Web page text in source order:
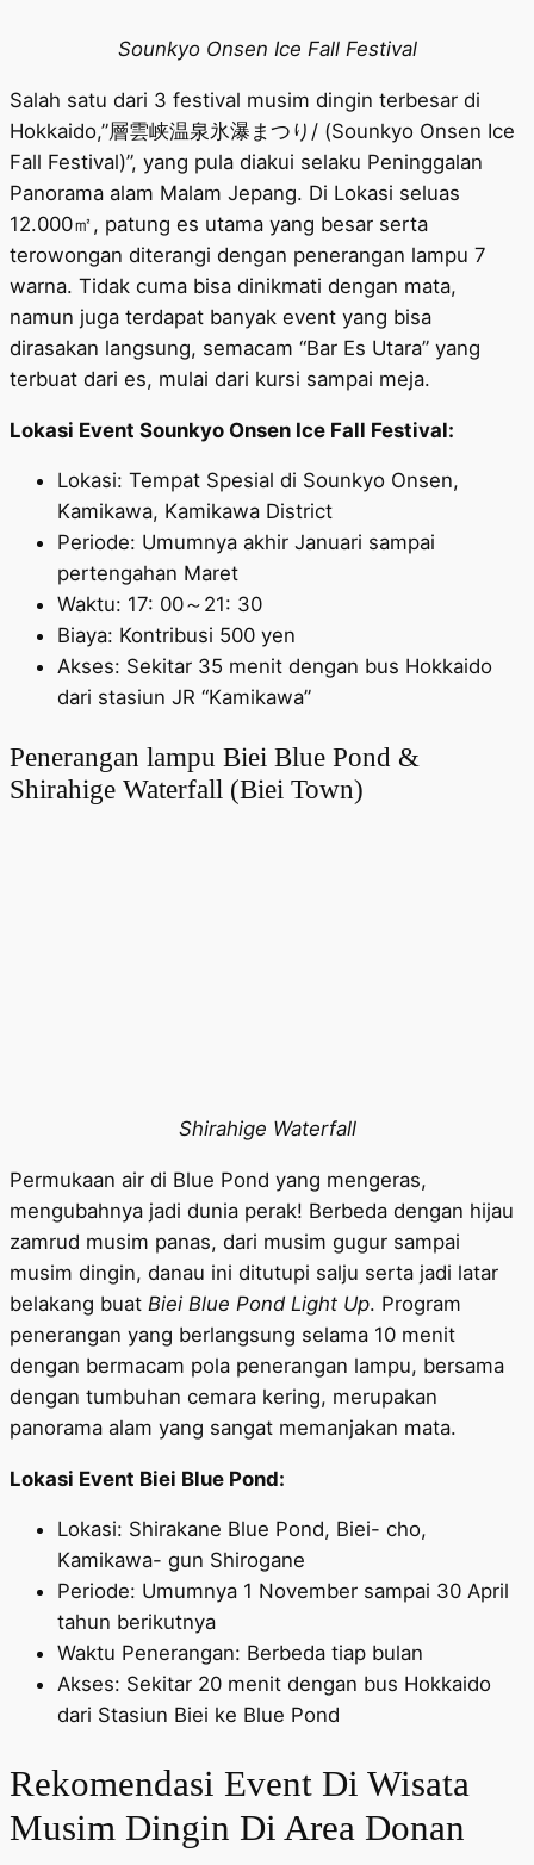
Sounkyo Onsen Ice Fall Festival
Salah satu dari 3 festival musim dingin terbesar di
Hokkaido,”層雲峡温泉氷瀑まつり/ (Sounkyo Onsen Ice
Fall Festival)”, yang pula diakui selaku Peninggalan
Panorama alam Malam Jepang. Di Lokasi seluas
12.000㎡, patung es utama yang besar serta
terowongan diterangi dengan penerangan lampu 7
warna. Tidak cuma bisa dinikmati dengan mata,
namun juga terdapat banyak event yang bisa
dirasakan langsung, semacam “Bar Es Utara” yang
terbuat dari es, mulai dari kursi sampai meja.
Lokasi Event Sounkyo Onsen Ice Fall Festival:
Lokasi: Tempat Spesial di Sounkyo Onsen,
Kamikawa, Kamikawa District
Periode: Umumnya akhir Januari sampai
pertengahan Maret
Waktu: 17: 00～21: 30
Biaya: Kontribusi 500 yen
Akses: Sekitar 35 menit dengan bus Hokkaido
dari stasiun JR “Kamikawa”
Penerangan lampu Biei Blue Pond &
Shirahige Waterfall (Biei Town)
Shirahige Waterfall
Permukaan air di Blue Pond yang mengeras,
mengubahnya jadi dunia perak! Berbeda dengan hijau
zamrud musim panas, dari musim gugur sampai
musim dingin, danau ini ditutupi salju serta jadi latar
belakang buat Biei Blue Pond Light Up. Program
penerangan yang berlangsung selama 10 menit
dengan bermacam pola penerangan lampu, bersama
dengan tumbuhan cemara kering, merupakan
panorama alam yang sangat memanjakan mata.
Lokasi Event Biei Blue Pond:
Lokasi: Shirakane Blue Pond, Biei- cho,
Kamikawa- gun Shirogane
Periode: Umumnya 1 November sampai 30 April
tahun berikutnya
Waktu Penerangan: Berbeda tiap bulan
Akses: Sekitar 20 menit dengan bus Hokkaido
dari Stasiun Biei ke Blue Pond
Rekomendasi Event Di Wisata
Musim Dingin Di Area Donan